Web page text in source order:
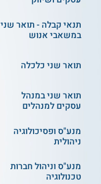
המסלול האקדמי המכללה
למינהל - תואר שני במנהל
עסקים - תוכנית מחקרית עם
077-2316059
תנאי קבלה - תואר שני
במשאבי אנוש
תואר שני כלכלה
תואר שני במנהל
עסקים למנהלים
מנע"ס ופסיכולוגיה
ניהולית
מנע"ס וניהול חברות
טכנולוגיה